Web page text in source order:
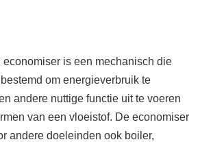
economiser is een mechanisch die
om energieverbruik te
andere nuttige functie uit te voeren
van een vloeistof. De economiser
andere doeleinden ook boiler,